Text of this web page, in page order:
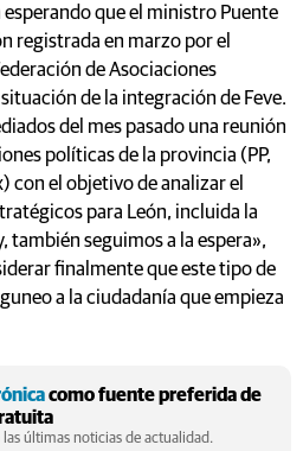
que el ministro Puente
registrada en marzo por el
de Asociaciones
de la integración de Feve.
del mes pasado una reunión
políticas de la provincia (PP,
con el objetivo de analizar el
para León, incluida la
también seguimos a la espera»,
finalmente que este tipo de
a la ciudadanía que empieza
como fuente preferida de
últimas noticias de actualidad.